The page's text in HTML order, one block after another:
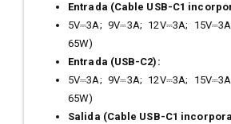
Entrada (Cable USB-C1
5V⎓3A; 9V⎓3A; 12V⎓3A;
65W)
Entrada (USB-C2):
5V⎓3A; 9V⎓3A; 12V⎓3A;
65W)
Salida (Cable USB-C1